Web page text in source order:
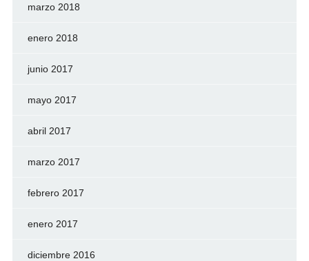
marzo 2018
enero 2018
junio 2017
mayo 2017
abril 2017
marzo 2017
febrero 2017
enero 2017
diciembre 2016